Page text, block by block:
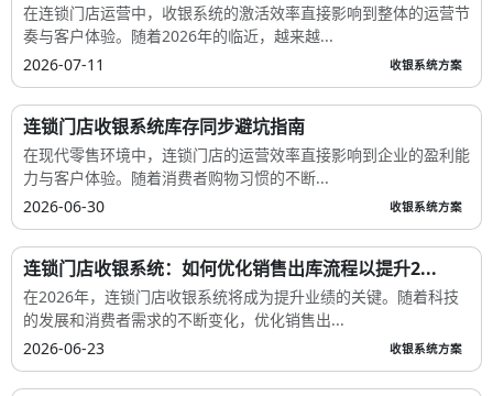
在连锁门店运营中，收银系统的激活效率直接影响到整体的运营节
奏与客户体验。随着2026年的临近，越来越...
2026-07-11
收银系统方案
连锁门店收银系统库存同步避坑指南
在现代零售环境中，连锁门店的运营效率直接影响到企业的盈利能
力与客户体验。随着消费者购物习惯的不断...
2026-06-30
收银系统方案
连锁门店收银系统：如何优化销售出库流程以提升2...
在2026年，连锁门店收银系统将成为提升业绩的关键。随着科技
的发展和消费者需求的不断变化，优化销售出...
2026-06-23
收银系统方案